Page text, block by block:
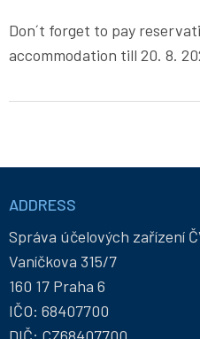
Don´t forget to pay
accommodation till 20. 8.
a
kontakty
ADDRESS
Správa účelových zařízení
Vaníčkova 315/7
160 17 Praha 6
IČO: 68407700